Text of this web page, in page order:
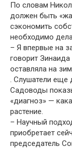
По словам
должен быть
сэкономить
необходимо
– Я впервые на
говорит
оставляла на
. Слушатели еще
Садоводы
«диагноз» —
растение.
– Научный
приобретает
председатель